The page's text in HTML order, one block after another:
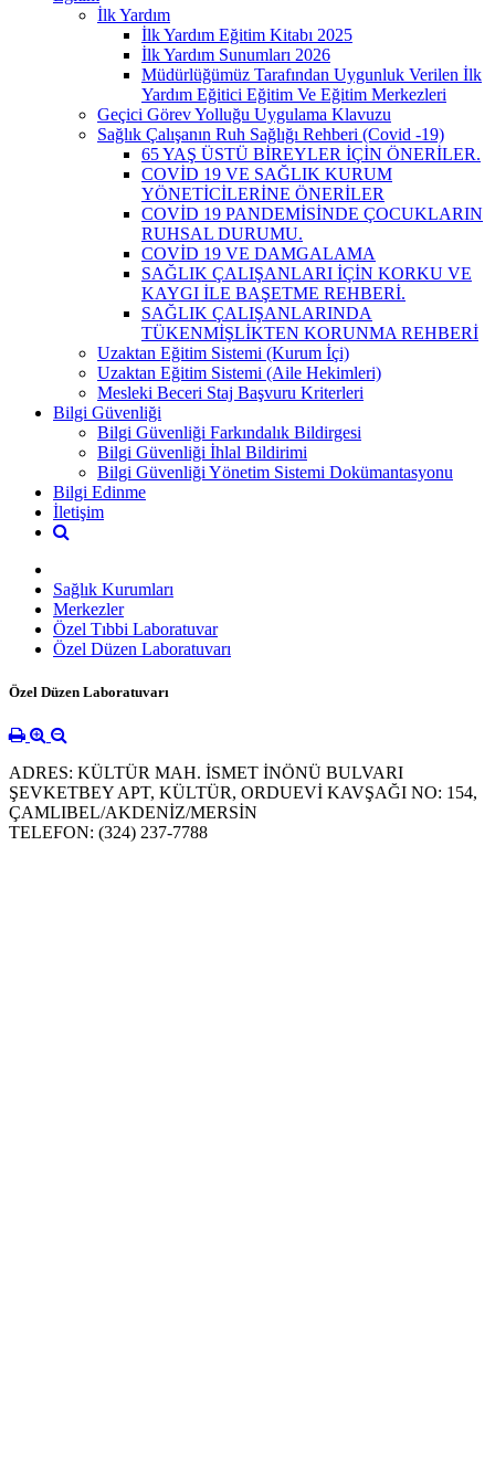
İlk Yardım
İlk Yardım Eğitim Kitabı 2025
İlk Yardım Sunumları 2026
Müdürlüğümüz Tarafından Uygunluk Verilen İlk
Yardım Eğitici Eğitim Ve Eğitim Merkezleri
Geçici Görev Yolluğu Uygulama Klavuzu
Sağlık Çalışanın Ruh Sağlığı Rehberi (Covid -19)
65 YAŞ ÜSTÜ BİREYLER İÇİN ÖNERİLER.
COVİD 19 VE SAĞLIK KURUM
YÖNETİCİLERİNE ÖNERİLER
COVİD 19 PANDEMİSİNDE ÇOCUKLARIN
RUHSAL DURUMU.
COVİD 19 VE DAMGALAMA
SAĞLIK ÇALIŞANLARI İÇİN KORKU VE
KAYGI İLE BAŞETME REHBERİ.
SAĞLIK ÇALIŞANLARINDA
TÜKENMİŞLİKTEN KORUNMA REHBERİ
Uzaktan Eğitim Sistemi (Kurum İçi)
Uzaktan Eğitim Sistemi (Aile Hekimleri)
Mesleki Beceri Staj Başvuru Kriterleri
Bilgi Güvenliği
Bilgi Güvenliği Farkındalık Bildirgesi
Bilgi Güvenliği İhlal Bildirimi
Bilgi Güvenliği Yönetim Sistemi Dokümantasyonu
Bilgi Edinme
İletişim
Sağlık Kurumları
Merkezler
Özel Tıbbi Laboratuvar
Özel Düzen Laboratuvarı
Özel Düzen Laboratuvarı
ADRES: KÜLTÜR MAH. İSMET İNÖNÜ BULVARI
ŞEVKETBEY APT, KÜLTÜR, ORDUEVİ KAVŞAĞI NO: 154,
ÇAMLIBEL/AKDENİZ/MERSİN
TELEFON: (324) 237-7788